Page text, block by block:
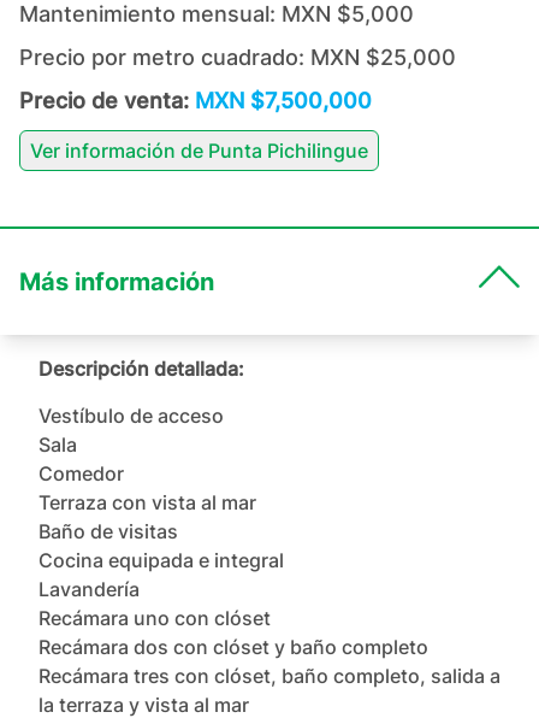
Mantenimiento mensual: MXN $5,000
Precio por metro cuadrado: MXN $25,000
Precio de venta: MXN $7,500,000
Ver información de Punta Pichilingue
Más información
Descripción detallada:
Vestíbulo de acceso
Sala
Comedor
Terraza con vista al mar
Baño de visitas
Cocina equipada e integral
Lavandería
Recámara uno con clóset
Recámara dos con clóset y baño completo
Recámara tres con clóset, baño completo, salida a
la terraza y vista al mar